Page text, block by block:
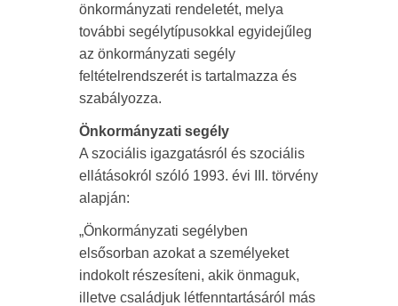
önkormányzati rendeletét, melya
további segélytípusokkal egyidejűleg
az önkormányzati segély
feltételrendszerét is tartalmazza és
szabályozza.
Önkormányzati segély
A szociális igazgatásról és szociális
ellátásokról szóló 1993. évi III. törvény
alapján:
„Önkormányzati segélyben
elsősorban azokat a személyeket
indokolt részesíteni, akik önmaguk,
illetve családjuk létfenntartásáról más